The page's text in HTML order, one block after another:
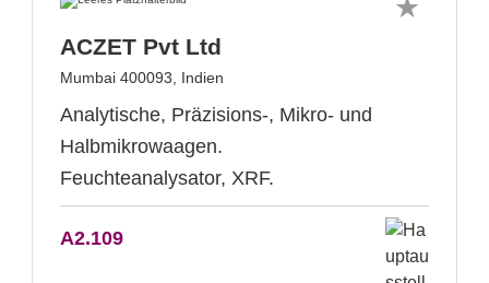
ACZET Pvt Ltd
Mumbai 400093, Indien
Analytische, Präzisions-, Mikro- und
Halbmikrowaagen.
Feuchteanalysator, XRF.
A2.109